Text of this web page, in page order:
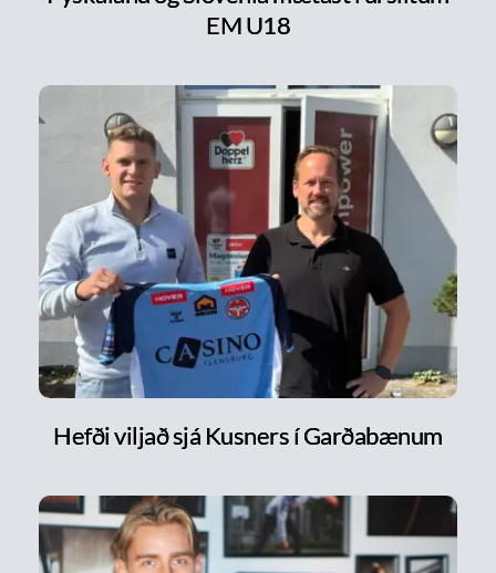
EM U18
Hefði viljað sjá Kusners í Garðabænum